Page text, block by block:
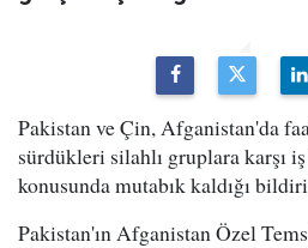
Pakistan ve Çin, Afganistan'da
sürdükleri silahlı gruplara karşı
konusunda mutabık kaldığı
Pakistan'ın Afganistan Özel